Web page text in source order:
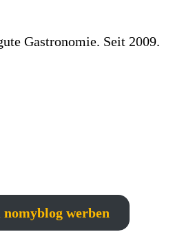
Gastronomie. Seit 2009.
nomyblog werben